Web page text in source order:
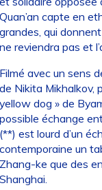
capte en
qui donnent
reviendra pas et
avec un sens
Nikita Mikhalkov,
dog » de
échange
est lourd d’un
un
ke que des